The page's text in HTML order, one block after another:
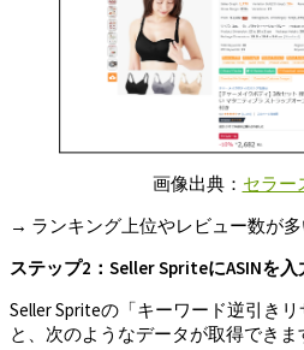
画像出典： セラー
→ ランキング上位やレビュー数が多
ステップ2 ：Seller SpriteにASINを入
Seller Spriteの「キーワード逆引き
と、次のようなデータが取得できま